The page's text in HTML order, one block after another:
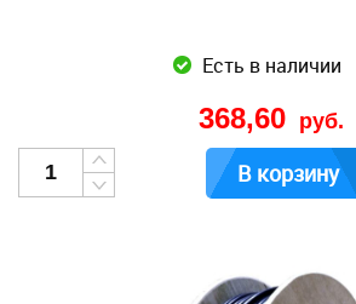
Есть в наличии
368,60 руб.
В корзину